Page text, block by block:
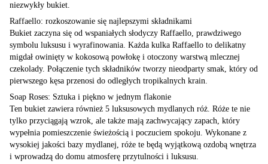
niezwykły bukiet.
Raffaello: rozkoszowanie się najlepszymi składnikami
Bukiet zaczyna się od wspaniałych słodyczy Raffaello, prawdziwego
symbolu luksusu i wyrafinowania. Każda kulka Raffaello to delikatny
migdał owinięty w kokosową powłokę i otoczony warstwą mlecznej
czekolady. Połączenie tych składników tworzy nieodparty smak, który od
pierwszego kęsa przenosi do odległych tropikalnych krain.
Soap Roses: Sztuka i piękno w jednym flakonie
Ten bukiet zawiera również 5 luksusowych mydlanych róż. Róże te nie
tylko przyciągają wzrok, ale także mają zachwycający zapach, który
wypełnia pomieszczenie świeżością i poczuciem spokoju. Wykonane z
wysokiej jakości bazy mydlanej, róże te będą wyjątkową ozdobą wnętrza
i wprowadzą do domu atmosferę przytulności i luksusu.